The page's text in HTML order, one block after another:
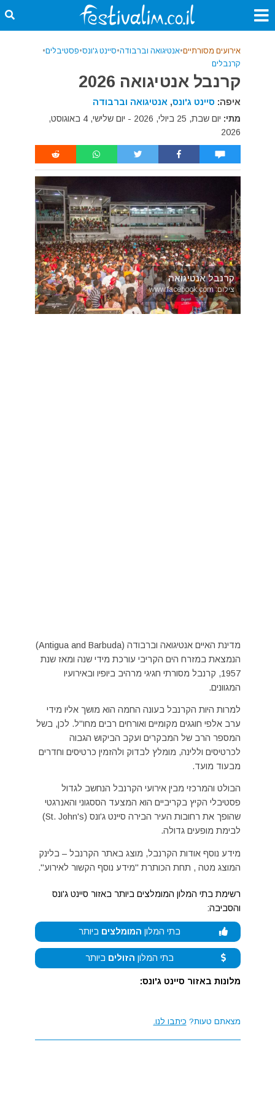
אירועים מסורתיים•אנטיגואה וברבודה•סיינט ג'ונס•פסטיבלים•
קרנבלים
קרנבל אנטיגואה 2026
איפה: סיינט ג'ונס, אנטיגואה וברבודה
מתי:
יום שבת, 25 ביולי, 2026 - יום שלישי, 4 באוגוסט,
2026
קרנבל אנטיגואה
צילום: www.facebook.com
מדינת האיים אנטיגואה וברבודה (Antigua and Barbuda)
הנמצאת במזרח הים הקריבי עורכת מידי שנה ומאז שנת
1957, קרנבל מסורתי חגיגי מרהיב ביופיו ובאירועיו
המגוונים.
למרות היות הקרנבל בעונה החמה הוא מושך אליו מידי
ערב אלפי חוגגים מקומיים ואורחים רבים מחו"ל. לכן, בשל
המספר הרב של המבקרים ועקב הביקוש הגבוה
לכרטיסים וללינה, מומלץ לבדוק ולהזמין כרטיסים וחדרים
מבעוד מועד.
הבולט והמרכזי מבין אירועי הקרנבל הנחשב לגדול
פסטיבלי הקיץ בקריביים הוא המצעד הססגוני והאנרגטי
שהופך את רחובות העיר הבירה סיינט ג'ונס (St. John's)
לבימת מופעים גדולה.
מידע נוסף אודות הקרנבל, מוצג באתר הקרנבל – בלינק
המוצג מטה , תחת הכותרת "מידע נוסף הקשור לאירוע".
רשימת בתי המלון המומלצים ביותר באזור סיינט ג'ונס
והסביבה:
בתי המלון המומלצים ביותר
בתי המלון הזולים ביותר
מלונות באזור סיינט ג'ונס:
מצאתם טעות? כיתבו לנו.